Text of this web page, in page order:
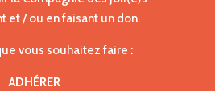
et / ou en faisant un don.
vous souhaitez faire :
ADHÉRER